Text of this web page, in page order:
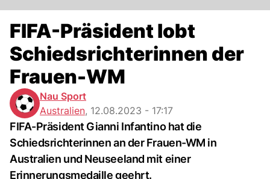
FIFA-Präsident lobt
Schiedsrichterinnen der
Frauen-WM
Nau Sport
Australien, 12.08.2023 - 17:17
FIFA-Präsident Gianni Infantino hat die
Schiedsrichterinnen an der Frauen-WM in
Australien und Neuseeland mit einer
Erinnerungsmedaille geehrt.